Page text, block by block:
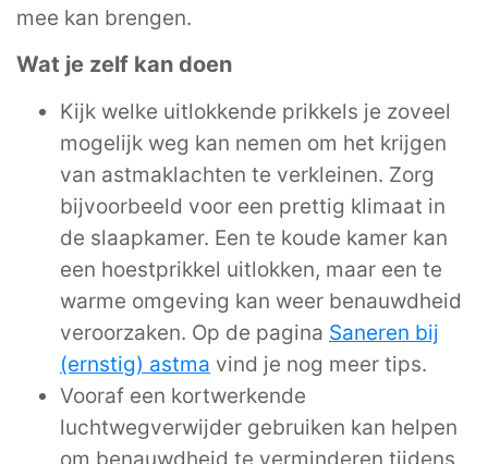
mee kan brengen.
Wat je zelf kan doen
Kijk welke uitlokkende prikkels je zoveel
mogelijk weg kan nemen om het krijgen
van astmaklachten te verkleinen. Zorg
bijvoorbeeld voor een prettig klimaat in
de slaapkamer. Een te koude kamer kan
een hoestprikkel uitlokken, maar een te
warme omgeving kan weer benauwdheid
veroorzaken. Op de pagina Saneren bij
(ernstig) astma vind je nog meer tips.
Vooraf een kortwerkende
luchtwegverwijder gebruiken kan helpen
om benauwdheid te verminderen tijdens